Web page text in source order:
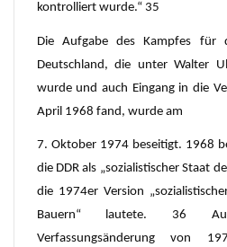
kontrolliert wurde.“ 35
Die Aufgabe des Kampfes für
Deutschland, die unter Walter
wurde und auch Eingang in die
April 1968 fand, wurde am
7. Oktober 1974 beseitigt. 1968
die DDR als „sozialistischer Staat
die 1974er Version
Bauern“ lautete. 36
Verfassungsänderung von